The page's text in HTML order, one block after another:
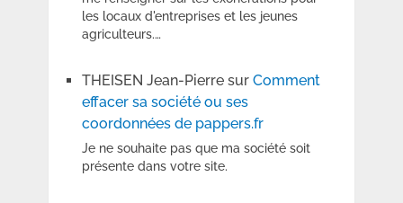
les locaux d'entreprises et les jeunes
agriculteurs.…
THEISEN Jean-Pierresur Comment
effacer sa société ou ses
coordonnées de pappers.fr
Je ne souhaite pas que ma société soit
présente dans votre site.